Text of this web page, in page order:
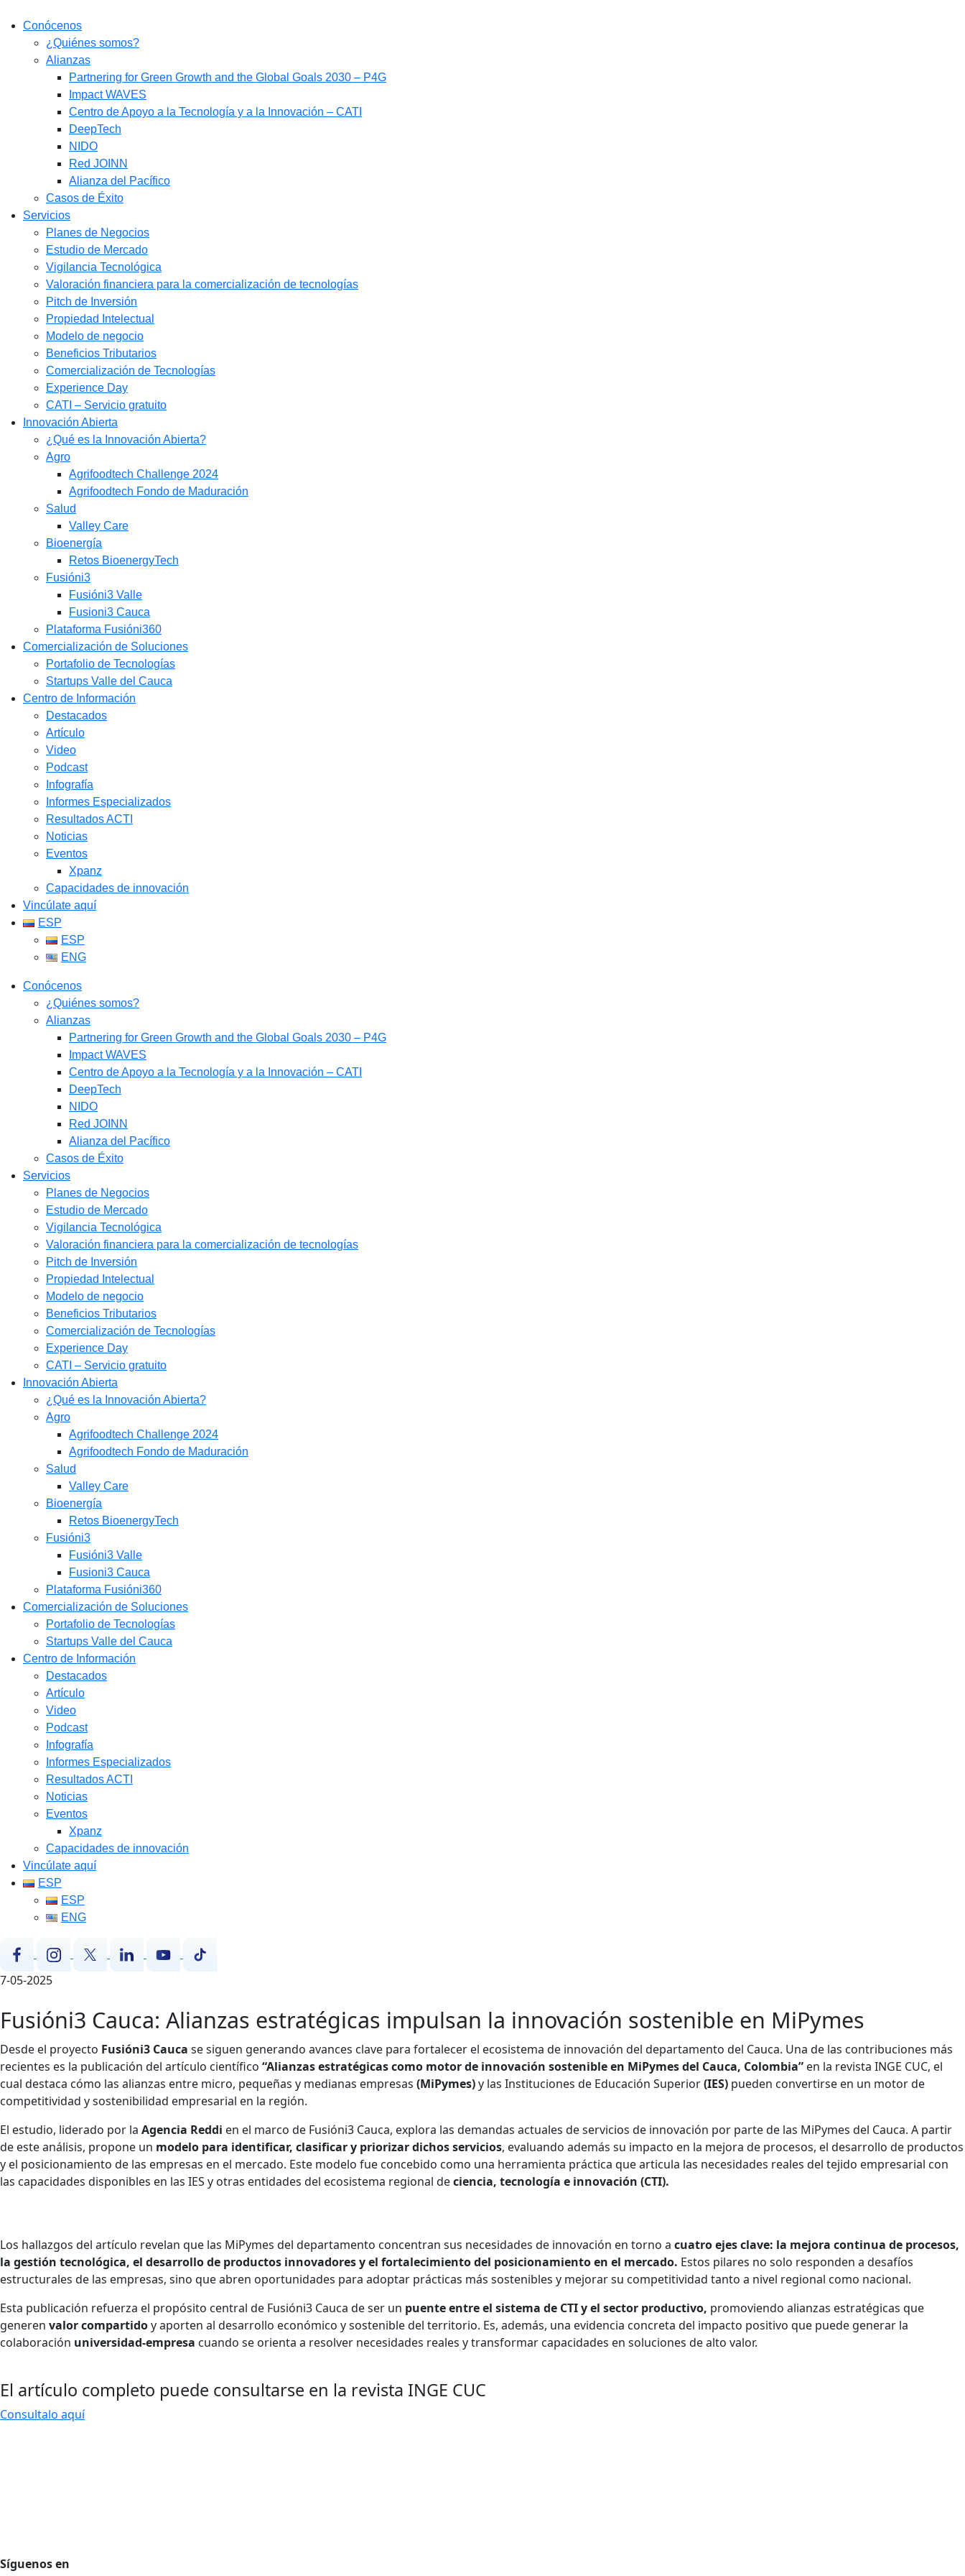
Conócenos
¿Quiénes somos?
Alianzas
Partnering for Green Growth and the Global Goals 2030 – P4G
Impact WAVES
Centro de Apoyo a la Tecnología y a la Innovación – CATI
DeepTech
NIDO
Red JOINN
Alianza del Pacífico
Casos de Éxito
Servicios
Planes de Negocios
Estudio de Mercado​
Vigilancia Tecnológica
Valoración financiera para la comercialización de tecnologías
Pitch de Inversión
Propiedad Intelectual
Modelo de negocio
Beneficios Tributarios
Comercialización de Tecnologías
Experience Day
CATI – Servicio gratuito
Innovación Abierta
¿Qué es la Innovación Abierta?
Agro
Agrifoodtech Challenge 2024
Agrifoodtech Fondo de Maduración
Salud
Valley Care
Bioenergía
Retos BioenergyTech
Fusióni3
Fusióni3 Valle
Fusioni3 Cauca
Plataforma Fusióni360
Comercialización de Soluciones
Portafolio de Tecnologías
Startups Valle del Cauca
Centro de Información
Destacados
Artículo
Video
Podcast
Infografía
Informes Especializados
Resultados ACTI
Noticias
Eventos
Xpanz
Capacidades de innovación
Vincúlate aquí
ESP
ESP
ENG
Conócenos
¿Quiénes somos?
Alianzas
Partnering for Green Growth and the Global Goals 2030 – P4G
Impact WAVES
Centro de Apoyo a la Tecnología y a la Innovación – CATI
DeepTech
NIDO
Red JOINN
Alianza del Pacífico
Casos de Éxito
Servicios
Planes de Negocios
Estudio de Mercado​
Vigilancia Tecnológica
Valoración financiera para la comercialización de tecnologías
Pitch de Inversión
Propiedad Intelectual
Modelo de negocio
Beneficios Tributarios
Comercialización de Tecnologías
Experience Day
CATI – Servicio gratuito
Innovación Abierta
¿Qué es la Innovación Abierta?
Agro
Agrifoodtech Challenge 2024
Agrifoodtech Fondo de Maduración
Salud
Valley Care
Bioenergía
Retos BioenergyTech
Fusióni3
Fusióni3 Valle
Fusioni3 Cauca
Plataforma Fusióni360
Comercialización de Soluciones
Portafolio de Tecnologías
Startups Valle del Cauca
Centro de Información
Destacados
Artículo
Video
Podcast
Infografía
Informes Especializados
Resultados ACTI
Noticias
Eventos
Xpanz
Capacidades de innovación
Vincúlate aquí
ESP
ESP
ENG
7-05-2025
Fusióni3 Cauca: Alianzas estratégicas impulsan la innovación sostenible en MiPymes
Desde el proyecto Fusióni3 Cauca se siguen generando avances clave para fortalecer el ecosistema de innovación del departamento del Cauca. Una de las contribuciones más
recientes es la publicación del artículo científico “Alianzas estratégicas como motor de innovación sostenible en MiPymes del Cauca, Colombia” en la revista INGE CUC, el
cual destaca cómo las alianzas entre micro, pequeñas y medianas empresas (MiPymes)y las Instituciones de Educación Superior(IES) pueden convertirse en un motor de
competitividad y sostenibilidad empresarial en la región.
El estudio, liderado por la Agencia Reddi en el marco de Fusióni3 Cauca, explora las demandas actuales de servicios de innovación por parte de las MiPymes del Cauca. A partir
de este análisis, propone un modelo para identificar, clasificar y priorizar dichos servicios, evaluando además su impacto en la mejora de procesos, el desarrollo de productos
y el posicionamiento de las empresas en el mercado. Este modelo fue concebido como una herramienta práctica que articula las necesidades reales del tejido empresarial con
las capacidades disponibles en las IES y otras entidades del ecosistema regional deciencia, tecnología e innovación (CTI).
Los hallazgos del artículo revelan que las MiPymes del departamento concentran sus necesidades de innovación en torno a cuatro ejes clave: la mejora continua de procesos,
la gestión tecnológica, el desarrollo de productos innovadores y el fortalecimiento del posicionamiento en el mercado. Estos pilares no solo responden a desafíos
estructurales de las empresas, sino que abren oportunidades para adoptar prácticas más sostenibles y mejorar su competitividad tanto a nivel regional como nacional.
Esta publicación refuerza el propósito central de Fusióni3 Cauca de ser un puente entre el sistema de CTI y el sector productivo, promoviendo alianzas estratégicas que
generen valor compartidoy aporten al desarrollo económico y sostenible del territorio. Es, además, una evidencia concreta del impacto positivo que puede generar la
colaboración universidad-empresa cuando se orienta a resolver necesidades reales y transformar capacidades en soluciones de alto valor.
El artículo completo puede consultarse en la revista INGE CUC
Consultalo aquí
Síguenos en